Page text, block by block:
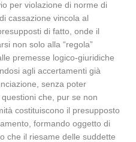
per violazione di norme di
cassazione vincola al
di fatto, onde il
non solo alla “regola”
premesse logico-giuridiche
agli accertamenti già
senza poter
che, pur se non
costituiscono il presupposto
formando oggetto di
che il riesame delle suddette